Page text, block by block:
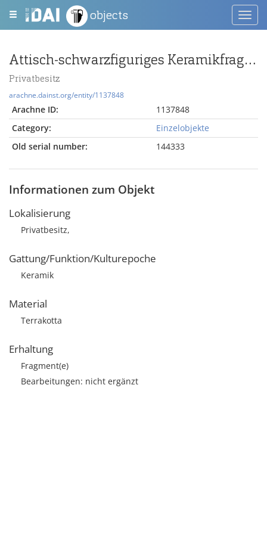
objects
Attisch-schwarzfiguriges Keramikfragment
Privatbesitz
arachne.dainst.org/entity/1137848
Arachne ID:
1137848
Category:
Einzelobjekte
Old serial number:
144333
Informationen zum Objekt
Lokalisierung
Privatbesitz,
Gattung/Funktion/Kulturepoche
Keramik
Material
Terrakotta
Erhaltung
Fragment(e)
Bearbeitungen: nicht ergänzt